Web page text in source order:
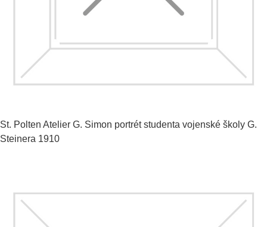
St. Polten Atelier G. Simon portrét studenta vojenské školy G.
Steinera 1910